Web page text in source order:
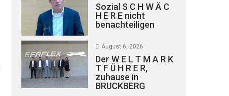
Sozial S C H W Ä C
H E R E nicht
benachteiligen
August 6, 2026
Der W E L T M A R K
T F Ü H R E R,
zuhause in
BRUCKBERG